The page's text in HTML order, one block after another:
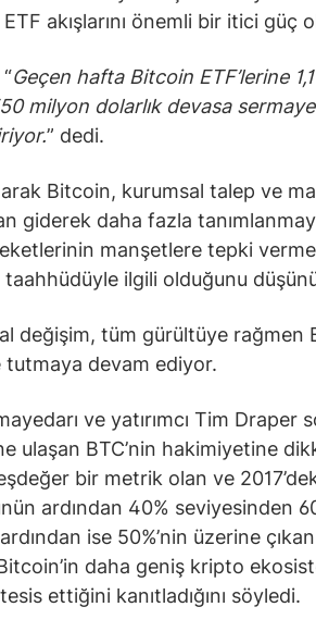
akışlarını önemli bir itici güç
Geçen hafta Bitcoin ETF’lerine
milyon dolarlık devasa
” dedi.
Bitcoin, kurumsal talep ve
giderek daha fazla
manşetlere tepki
taahhüdüyle ilgili olduğunu
değişim, tüm gürültüye rağmen
tutmaya devam ediyor.
ve yatırımcı Tim
ulaşan BTC’nin hakimiyetine
bir metrik olan ve
ardından 40% seviyesinden
ise 50%’nin üzerine
daha geniş kripto
ettiğini kanıtladığını söyledi.